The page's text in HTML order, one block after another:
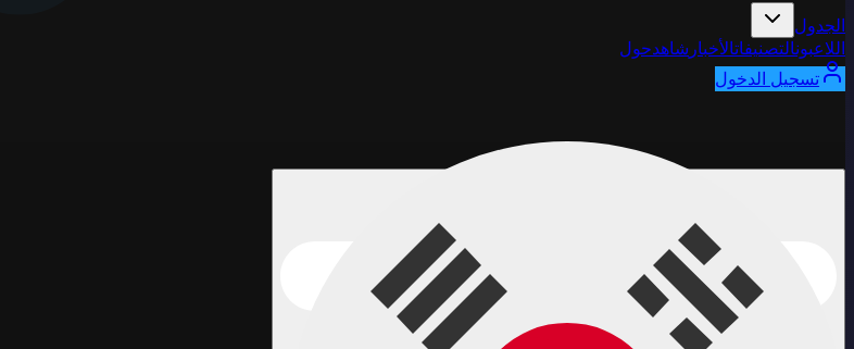
الجدول
اللاعبونالتصنيفاتالأخبار شاهدحول
تسجيل الدخول